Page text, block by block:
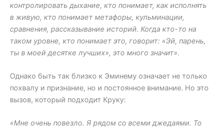
контролировать дыхание, кто понимает, как исполнять
в живую, кто понимает метафоры, кульминации,
сравнения, рассказывание историй. Когда кто-то на
таком уровне, кто понимает это, говорит: «Эй, парень,
ты в моей десятке лучших», это много значит».
Однако быть так близко к Эминему означает не только
похвалу и признание, но и постоянное внимание. Но это
вызов, который подходит Круку:
«Мне очень повезло. Я рядом со всеми джедаями. То